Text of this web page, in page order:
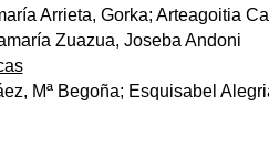
Arrieta, Gorka; Arteagoitia
Zuazua, Joseba Andoni
Mª Begoña; Esquisabel